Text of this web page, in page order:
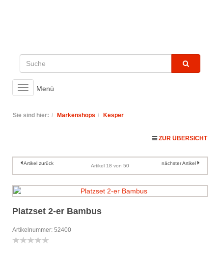
Toggle
navigation
Menü
Sie sind hier: Markenshops Kesper
ZUR ÜBERSICHT
Artikel zurück Artikel 18 von 50 nächster Artikel
Platzset 2-er Bambus
Artikelnummer: 52400